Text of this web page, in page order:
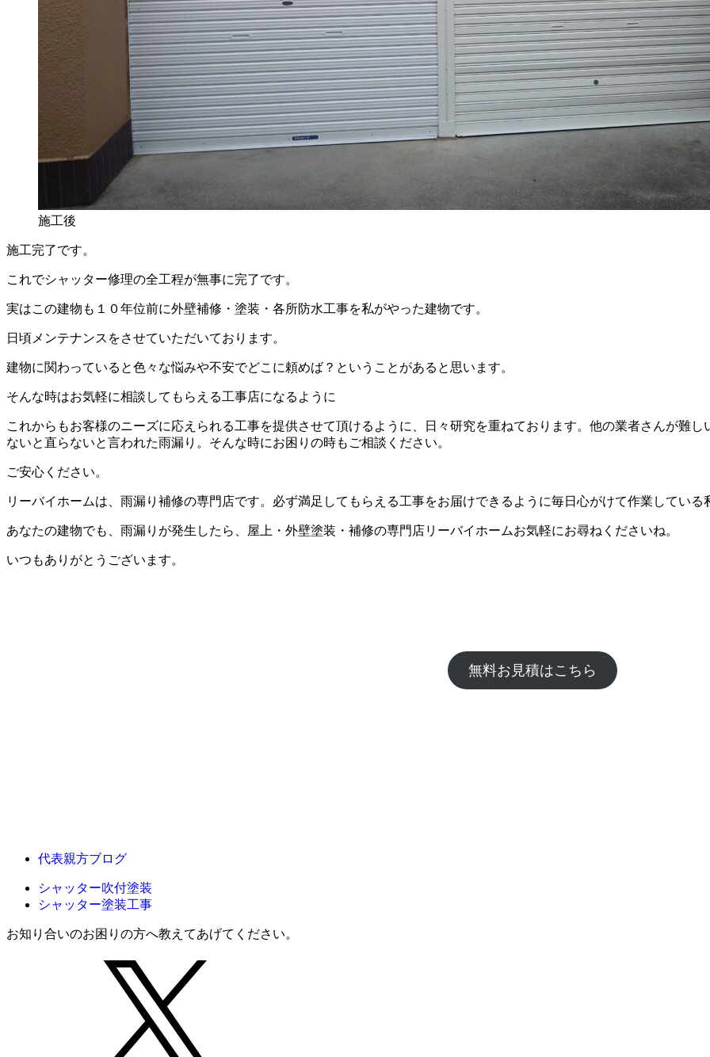
施工後
施工完了です。
これでシャッター修理の全工程が無事に完了です。
実はこの建物も１０年位前に外壁補修・塗装・各所防水工事を私がやった建物です。
日頃メンテナンスをさせていただいております。
建物に関わっていると色々な悩みや不安でどこに頼めば？ということがあると思います。
そんな時はお気軽に相談してもらえる工事店になるように
これからもお客様のニーズに応えられる工事を提供させて頂けるように、日々研究を重ねております。他の業者さんが難
ないと直らないと言われた雨漏り。そんな時にお困りの時もご相談ください。
ご安心ください。
リーバイホームは、雨漏り補修の専門店です。必ず満足してもらえる工事をお届けできるように毎日心がけて作業してい
あなたの建物でも、雨漏りが発生したら、屋上・外壁塗装・補修の専門店リーバイホームお気軽にお尋ねくださいね。
いつもありがとうございます。
無料お見積はこちら
代表親方ブログ
シャッター吹付塗装
シャッター塗装工事
お知り合いのお困りの方へ教えてあげてください。